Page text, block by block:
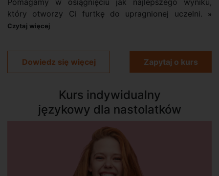
który otworzy Ci furtkę do upragnionej uczelni.
»
Czytaj więcej
Dowiedz się więcej Zapytaj o kurs
Kurs indywidualny
językowy dla nastolatków